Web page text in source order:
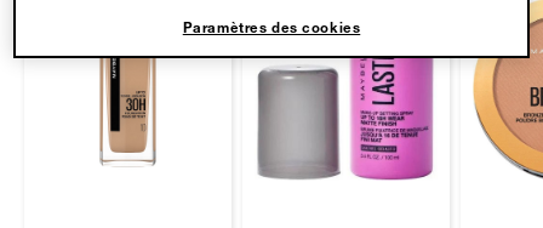
Paramètres des cookies